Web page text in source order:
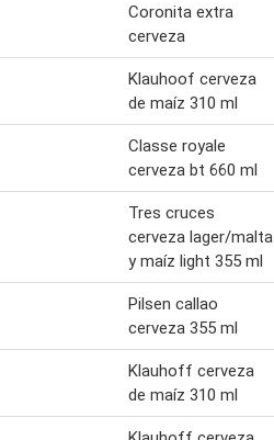
Coronita extra
cerveza
Klauhoof cerveza
de maíz 310 ml
Classe royale
cerveza bt 660 ml
Tres cruces
cerveza lager/malta
y maíz light 355 ml
Pilsen callao
cerveza 355 ml
Klauhoff cerveza
de maíz 310 ml